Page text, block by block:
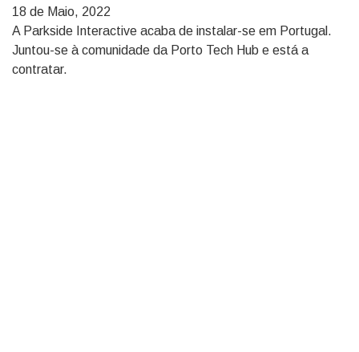
18 de Maio, 2022
A Parkside Interactive acaba de instalar-se em Portugal.
Juntou-se à comunidade da Porto Tech Hub e está a
contratar.